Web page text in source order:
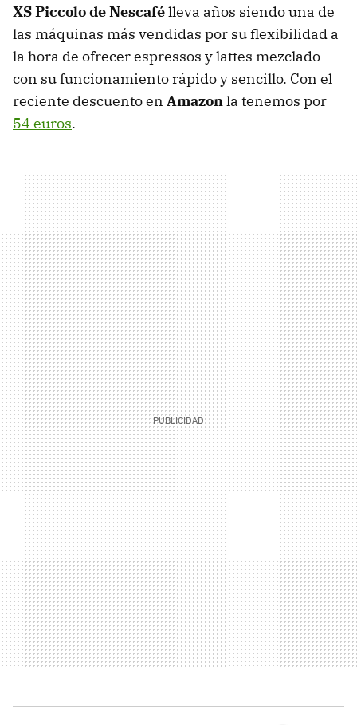
XS Piccolo de Nescafélleva años siendo una de
las máquinas más vendidas por su flexibilidad a
la hora de ofrecer espressos y lattes mezclado
con su funcionamiento rápido y sencillo. Con el
reciente descuento en Amazonla tenemos por
54 euros.